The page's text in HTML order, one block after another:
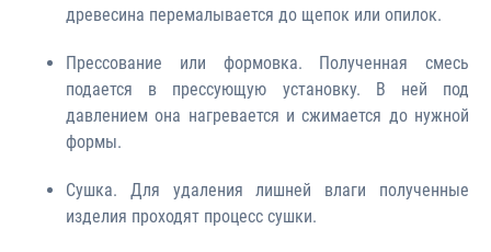
древесина перемалывается до щепок или опилок.
Прессование или формовка. Полученная смесь
подается в прессующую установку. В ней под
давлением она нагревается и сжимается до нужной
формы.
Сушка. Для удаления лишней влаги полученные
изделия проходят процесс сушки.